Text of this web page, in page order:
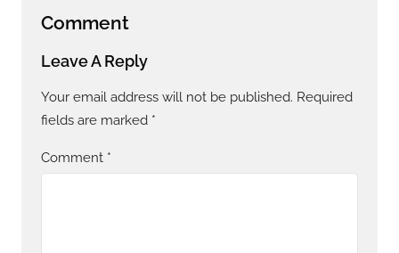
Comment
Leave A Reply
Your email address will not be published. Required
fields are marked *
Comment *